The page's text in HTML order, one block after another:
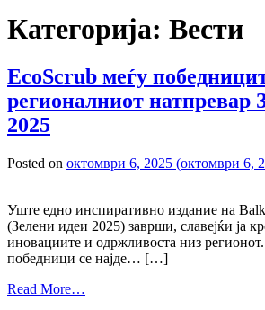
Категорија: Вести
EcoScrub меѓу
регионалниот натпревар
2025
Posted on октомври 6, 2025 (октомври 6,
Уште едно инспиративно издание на
(Зелени идеи 2025) заврши, славејќи ја
иновациите и одржливоста низ
победници се најде… […]
Read More…